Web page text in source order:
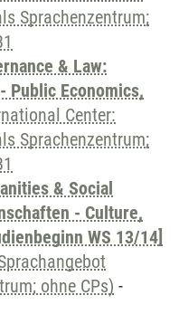
Sprachenzentrum;
& Law:
Public Economics,
Center:
Sprachenzentrum;
& Social
- Culture,
WS 13/14]
ohne CPs) -